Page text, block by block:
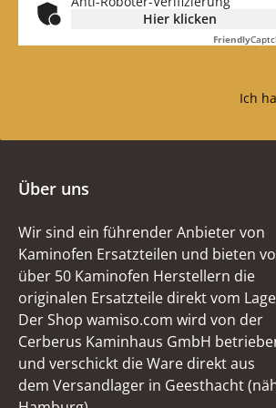
Hier klicken
Friendly
Ich
Über uns
Wir sind ein führender Anbieter von
Kaminofen Ersatzteilen und bieten
über 50 Kaminofen Herstellern die
originalen Ersatzteile direkt vom
Der Shop wamiso.com wird von der
Cerberus Kaminhaus GmbH
und verschickt die Ware direkt aus
dem Versandlager in Geesthacht